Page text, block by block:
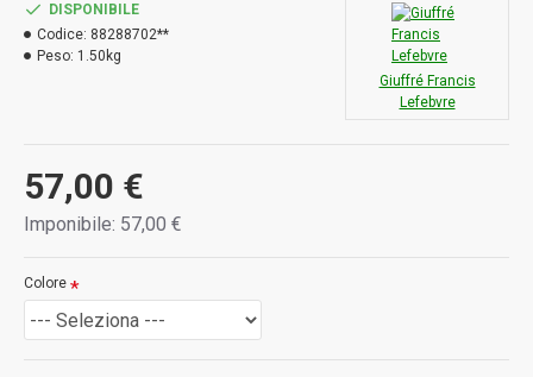
57,00 €
Imponibile: 57,00 €
DISPONIBILE
Codice: 88288702**
Peso: 1.50kg
Giuffré Francis
Lefebvre
Colore